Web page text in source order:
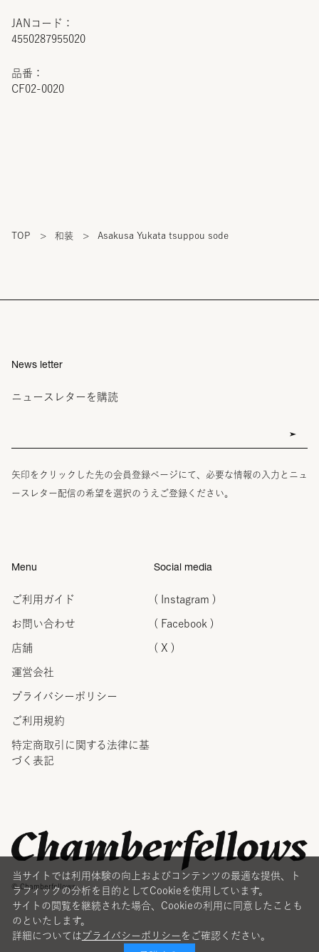
JANコード：
4550287955020
品番：
CF02-0020
TOP > 和装 > Asakusa Yukata tsuppou sode
News letter
ニュースレターを購読
矢印をクリックした先の会員登録ページにて、必要な情報の入力とニュ
ースレター配信の希望を選択のうえご登録ください。
Menu
ご利用ガイド
お問い合わせ
店舗
運営会社
プライバシーポリシー
ご利用規約
特定商取引に関する法律に 基
づく表記
Social media
( Instagram )
( Facebook )
( X )
© Chamberfellows
当サイトでは利用体験の向上およびコンテンツの最適な提供、ト
ラフィックの分析を目的としてCookieを使用しています。
サイトの閲覧を継続された場合、Cookieの利用に同意したことも
のといたします。
詳細については プライバシーポリシー をご確認ください。